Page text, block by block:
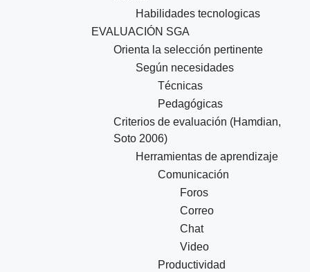
Habilidades tecnologicas
EVALUACIÓN SGA
Orienta la selección pertinente
Según necesidades
Técnicas
Pedagógicas
Criterios de evaluación (Hamdian,
Soto 2006)
Herramientas de aprendizaje
Comunicación
Foros
Correo
Chat
Video
Productividad